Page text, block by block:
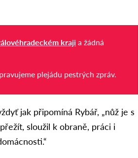
kraji a žádná
plejádu pestrých zpráv.
jak připomíná Rybář, „nůž je s
sloužil k obraně, práci i
“